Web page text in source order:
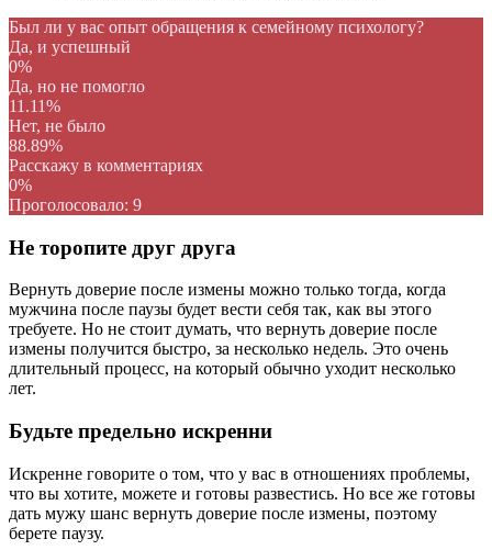
Был ли у вас опыт обращения к семейному психологу?
Да, и успешный
0%
Да, но не помогло
11.11%
Нет, не было
88.89%
Расскажу в комментариях
0%
Проголосовало: 9
Не торопите друг друга
Вернуть доверие после измены можно только тогда, когда
мужчина после паузы будет вести себя так, как вы этого
требуете. Но не стоит думать, что вернуть доверие после
измены получится быстро, за несколько недель. Это очень
длительный процесс, на который обычно уходит несколько
лет.
Будьте предельно искренни
Искренне говорите о том, что у вас в отношениях проблемы,
что вы хотите, можете и готовы развестись. Но все же готовы
дать мужу шанс вернуть доверие после измены, поэтому
берете паузу.